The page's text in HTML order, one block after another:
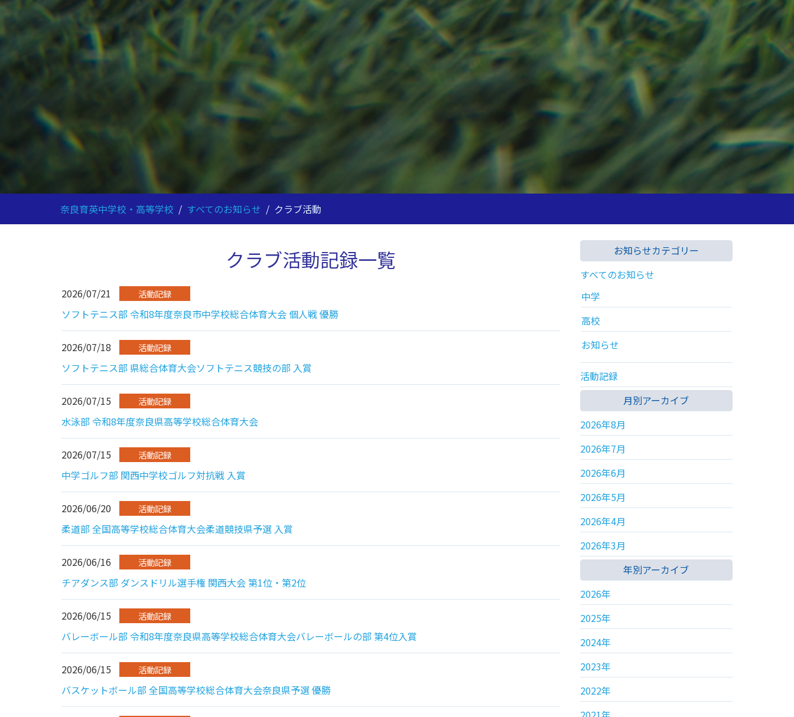
奈良育英中学校・高等学校 / すべてのお知らせ / クラブ活動
クラブ活動記録一覧
2026/07/21 活動記録
ソフトテニス部 令和8年度奈良市中学校総合体育大会 個人戦 優勝
2026/07/18 活動記録
ソフトテニス部 県総合体育大会ソフトテニス競技の部 入賞
2026/07/15 活動記録
水泳部 令和8年度奈良県高等学校総合体育大会
2026/07/15 活動記録
中学ゴルフ部 関西中学校ゴルフ対抗戦 入賞
2026/06/20 活動記録
柔道部 全国高等学校総合体育大会柔道競技県予選 入賞
2026/06/16 活動記録
チアダンス部 ダンスドリル選手権 関西大会 第1位・第2位
2026/06/15 活動記録
バレーボール部 令和8年度奈良県高等学校総合体育大会バレーボールの部 第4位入賞
2026/06/15 活動記録
バスケットボール部 全国高等学校総合体育大会奈良県予選 優勝
お知らせカテゴリー
すべてのお知らせ
中学
高校
お知らせ
活動記録
月別アーカイブ
2026年8月
2026年7月
2026年6月
2026年5月
2026年4月
2026年3月
年別アーカイブ
2026年
2025年
2024年
2023年
2022年